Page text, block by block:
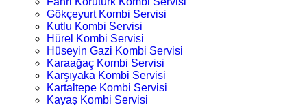
Gökçeyurt Kombi Servisi
Kutlu Kombi Servisi
Hürel Kombi Servisi
Hüseyin Gazi Kombi Servisi
Karaağaç Kombi Servisi
Karşıyaka Kombi Servisi
Kartaltepe Kombi Servisi
Kayaş Kombi Servisi